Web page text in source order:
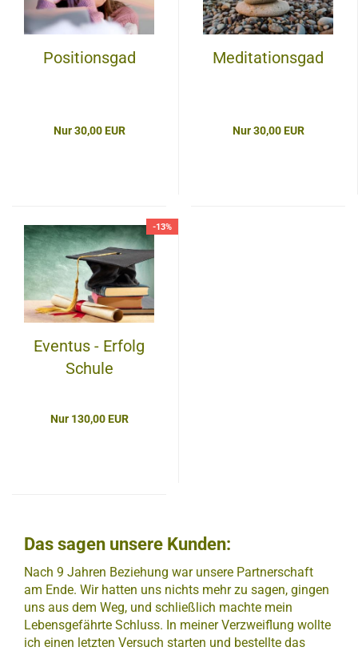
Positionsgad
Nur 30,00 EUR
Meditationsgad
Nur 30,00 EUR
-13%
Eventus - Erfolg
Schule
Nur 130,00 EUR
Das sagen unsere Kunden:
Nach 9 Jahren Beziehung war unsere Partnerschaft
am Ende. Wir hatten uns nichts mehr zu sagen, gingen
uns aus dem Weg, und schließlich machte mein
Lebensgefährte Schluss. In meiner Verzweiflung wollte
ich einen letzten Versuch starten und bestellte das